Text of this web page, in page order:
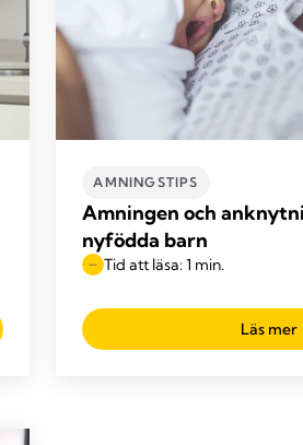
AMNINGSTIPS
Amningen och
nyfödda barn
Tid att läsa: 1 min.
Läs mer